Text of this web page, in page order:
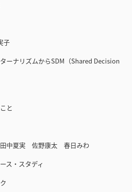
子
ナリズムからSDM（Shared Decision
と
夏実 佐野康太 春日みわ
・スタディ